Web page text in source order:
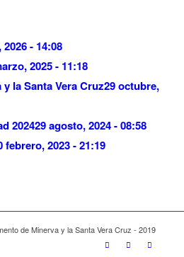
- 14:08
2025 - 11:18
la Santa Vera Cruz29 octubre,
202429 agosto, 2024 - 08:58
febrero, 2023 - 21:19
de Minerva y la Santa Vera Cruz - 2019